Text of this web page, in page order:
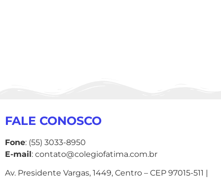
FALE CONOSCO
Fone: (55) 3033-8950
E-mail: contato@colegiofatima.com.br
Av. Presidente Vargas, 1449, Centro – CEP 97015-511 |